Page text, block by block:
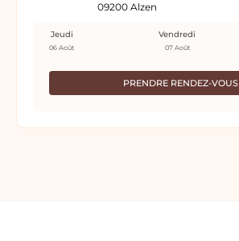
09200 Alzen
PRENDRE RENDEZ-VOUS
Jeudi
06 Août
Vendredi
07 Août